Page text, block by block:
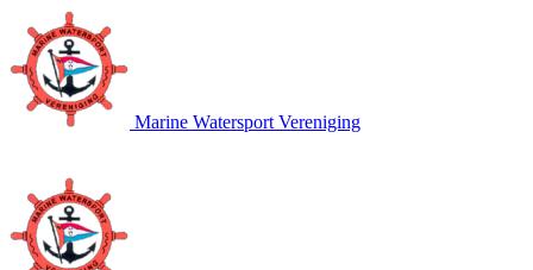
Marine Watersport Vereniging